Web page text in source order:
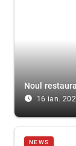
Noul
access_time_filled 16 ian.
NEWS